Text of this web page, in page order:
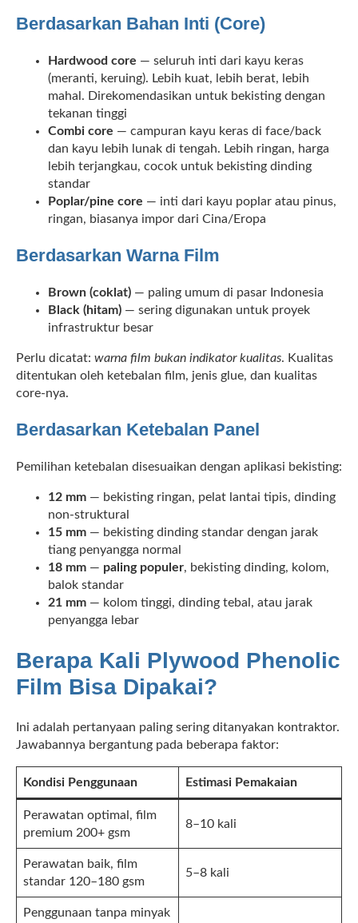
Berdasarkan Bahan Inti (Core)
Hardwood core — seluruh inti dari kayu keras
(meranti, keruing). Lebih kuat, lebih berat, lebih
mahal. Direkomendasikan untuk bekisting dengan
tekanan tinggi
Combi core — campuran kayu keras di face/back
dan kayu lebih lunak di tengah. Lebih ringan, harga
lebih terjangkau, cocok untuk bekisting dinding
standar
Poplar/pine core — inti dari kayu poplar atau pinus,
ringan, biasanya impor dari Cina/Eropa
Berdasarkan Warna Film
Brown (coklat) — paling umum di pasar Indonesia
Black (hitam) — sering digunakan untuk proyek
infrastruktur besar
Perlu dicatat: warna film bukan indikator kualitas. Kualitas
ditentukan oleh ketebalan film, jenis glue, dan kualitas
core-nya.
Berdasarkan Ketebalan Panel
Pemilihan ketebalan disesuaikan dengan aplikasi bekisting:
12 mm — bekisting ringan, pelat lantai tipis, dinding
non-struktural
15 mm — bekisting dinding standar dengan jarak
tiang penyangga normal
18 mm — paling populer, bekisting dinding, kolom,
balok standar
21 mm — kolom tinggi, dinding tebal, atau jarak
penyangga lebar
Berapa Kali Plywood Phenolic
Film Bisa Dipakai?
Ini adalah pertanyaan paling sering ditanyakan kontraktor.
Jawabannya bergantung pada beberapa faktor:
Kondisi Penggunaan Estimasi Pemakaian
Perawatan optimal, film
premium 200+ gsm
8–10 kali
Perawatan baik, film
standar 120–180 gsm
5–8 kali
Penggunaan tanpa minyak